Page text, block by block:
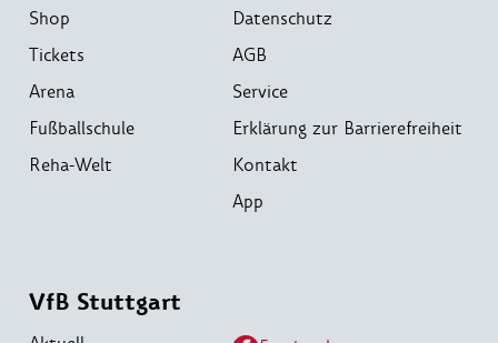
Shop
Tickets
Arena
Fußballschule
Reha-Welt
Datenschutz
AGB
Service
Erklärung zur Barrierefreiheit
Kontakt
App
VfB Stuttgart